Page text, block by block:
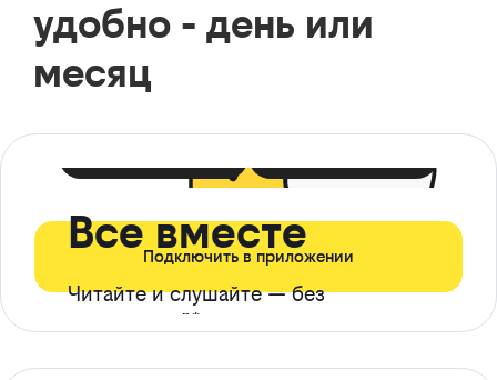
удобно - день или
месяц
Все вместе
Читайте и слушайте — без
ограничений*
Подключить в приложении